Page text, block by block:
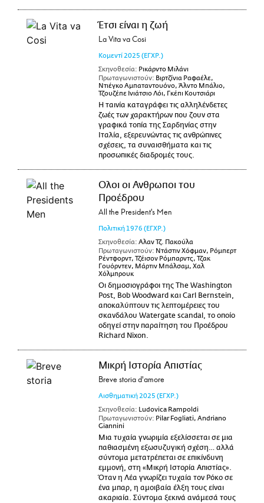
Έτσι είναι η ζωή
La Vita va Cosi
Κομεντί 2025 (ΕΓΧΡ.)
Σκηνοθεσία: Ρικάρντο Μιλάνι
Πρωταγωνιστούν: Βιρτζίνια Ραφαέλε,
Ντιέγκο Αμπαταντουόνο, Άλντο Μπάλιο,
Τζουζέπε Ινιάτσιο Λόι, Γκέπι Κουτσιάρι
Η ταινία καταγράφει τις αλληλένδετες
ζωές των χαρακτήρων που ζουν στα
γραφικά τοπία της Σαρδηνίας στην
Ιταλία, εξερευνώντας τις ανθρώπινες
σχέσεις, τα συναισθήματα και τις
προσωπικές διαδρομές τους.
Ολοι οι Ανθρωποι του
Προέδρου
All the President's Men
Πολιτική1976 (ΕΓΧΡ.)
Σκηνοθεσία: Αλαν Τζ. Πακούλα
Πρωταγωνιστούν: Ντάστιν Χόφμαν, Ρόμπερτ
Ρέντφορντ, Τζέισον Ρόμπαρντς, Τζακ
Γουόρντεν, Μάρτιν Μπάλσαμ, Χαλ
Χόλμπρουκ
Οι δημοσιογράφοι της The Washington
Post, Bob Woodward και Carl Bernstein,
αποκαλύπτουν τις λεπτομέρειες του
σκανδάλου Watergate scandal, το οποίο
οδηγεί στην παραίτηση του Προέδρου
Richard Nixon.
Μικρή Ιστορία Απιστίας
Breve storia d'amore
Αισθηματική 2025 (ΕΓΧΡ.)
Σκηνοθεσία: Ludovica Rampoldi
Πρωταγωνιστούν: Pilar Fogliati, Andriano
Giannini
Μια τυχαία γνωριμία εξελίσσεται σε μια
παθιασμένη εξωσυζυγική σχέση… αλλά
σύντομα μετατρέπεται σε επικίνδυνη
εμμονή, στη «Μικρή Ιστορία Απιστίας».
Όταν η Λέα γνωρίζει τυχαία τον Ρόκο σε
ένα μπαρ, η αμοιβαία έλξη τους είναι
ακαριαία. Σύντομα ξεκινά ανάμεσά τους